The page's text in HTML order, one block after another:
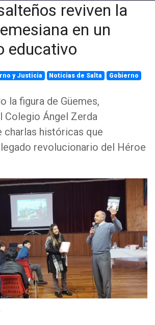
reviven la
en un
educativo
y Justicia Noticias de Salta
Gobierno
la figura de Güemes,
Colegio Ángel Zerda
charlas históricas que
revolucionario del Héroe